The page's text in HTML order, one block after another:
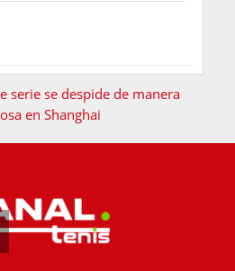
serie se despide de manera
en Shanghai